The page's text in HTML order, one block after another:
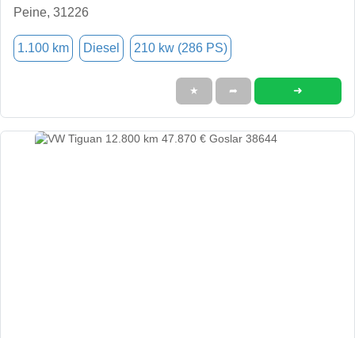
Peine, 31226
1.100 km Diesel 210 kw (286 PS)
★ ➦ ➜